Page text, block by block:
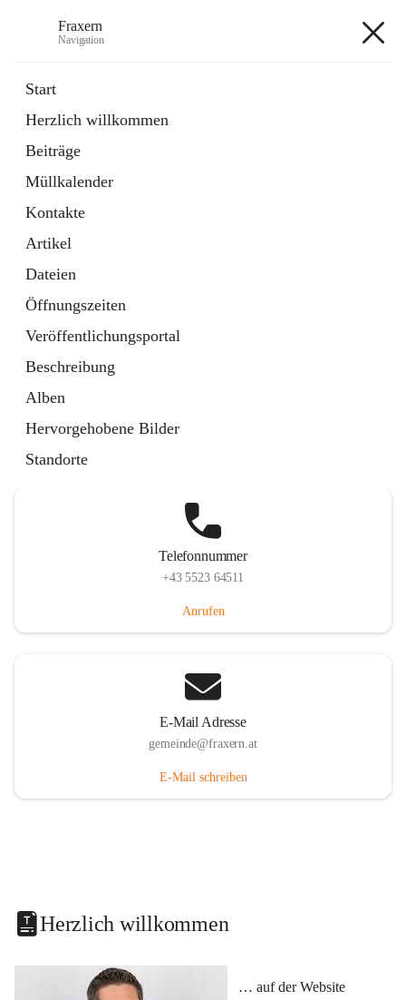
Fraxern
Navigation
Start
Herzlich willkommen
Beiträge
Müllkalender
Kontakte
Artikel
Dateien
Öffnungszeiten
Veröffentlichungsportal
Beschreibung
Alben
Hervorgehobene Bilder
Standorte
Ordner
in
Tab
Formulare
Artikel
öffnet
in
neuem
Tab
Telefonnummer
+43 5523 64511
Anrufen
E-Mail Adresse
gemeinde@fraxern.at
E-Mail schreiben
Herzlich willkommen
… auf der Website